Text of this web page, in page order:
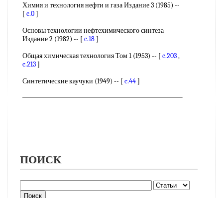
Химия и технология нефти и газа Издание 3 (1985) --
[ c.0]
Основы технологии нефтехимического синтеза
Издание 2 (1982) -- [ c.18]
Общая химическая технология Том 1 (1953) -- [ c.203,
c.213]
Синтетические каучуки (1949) -- [ c.44]
ПОИСК